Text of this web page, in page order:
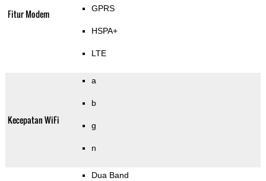
Fitur Modem GPRS
HSPA+
LTE
Kecepatan WiFi
a
b
g
n
Dua Band